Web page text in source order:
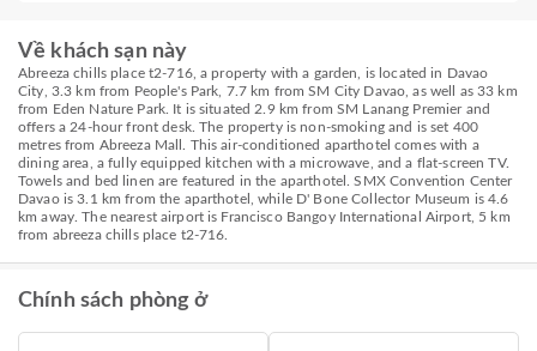
Về khách sạn này
Abreeza chills place t2-716, a property with a garden, is located in Davao
City, 3.3 km from People's Park, 7.7 km from SM City Davao, as well as 33 km
from Eden Nature Park. It is situated 2.9 km from SM Lanang Premier and
offers a 24-hour front desk. The property is non-smoking and is set 400
metres from Abreeza Mall. This air-conditioned aparthotel comes with a
dining area, a fully equipped kitchen with a microwave, and a flat-screen TV.
Towels and bed linen are featured in the aparthotel. SMX Convention Center
Davao is 3.1 km from the aparthotel, while D' Bone Collector Museum is 4.6
km away. The nearest airport is Francisco Bangoy International Airport, 5 km
from abreeza chills place t2-716.
Chính sách phòng ở